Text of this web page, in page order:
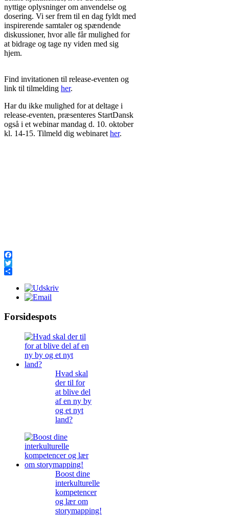
nyttige oplysninger om anvendelse og
dosering. Vi ser frem til en dag fyldt med
inspirerende samtaler og spændende
diskussioner, hvor alle får mulighed for
at bidrage og tage ny viden med sig
hjem.
Ved omtale afLasix uden recepter det
vigtigt at være opmærksom, da dette
kræver korrekt anvendelse. En ansvarlig
udbyder vil oplyse om indikationer,
kontraindikationer og nødvendige
forholdsregler. Selvom receptfri adgang
Find invitationen til release-eventen og
link til tilmelding her.
Har du ikke mulighed for at deltage i
release-eventen, præsenteres StartDansk
også i et webinar mandag d. 10. oktober
kl. 14-15. Tilmeld dig webinaret her.
Facebook
Twitter
Forsidespots
Hvad skal
der til for
at blive del
af en ny by
og et nyt
land?
Boost dine
interkulturelle
kompetencer
og lær om
storymapping!